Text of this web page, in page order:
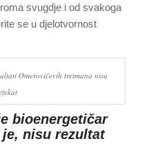
svugdje i od svakoga
se u djelotvornost
Omerovićevih tretmana nisu
bioenergetičar
nisu rezultat